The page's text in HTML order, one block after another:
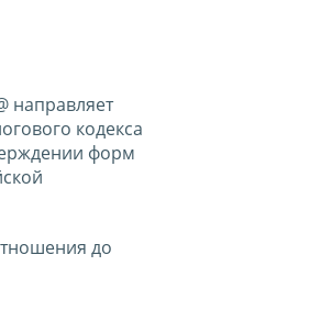
направляет
кодекса
форм
до